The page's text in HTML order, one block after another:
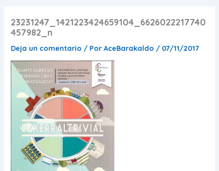
23231247_1421223424659104_6626022217740
457982_n
Deja un comentario / PorAceBarakaldo / 07/11/2017